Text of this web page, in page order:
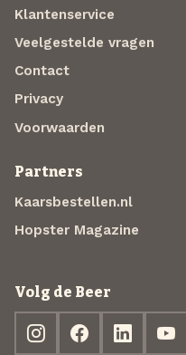
Klantenservice
Veelgestelde vragen
Contact
Privacy
Voorwaarden
Partners
Kaarsbestellen.nl
Hopster Magazine
Volg de Beer